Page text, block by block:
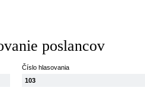
poslancov
Číslo hlasovania
103